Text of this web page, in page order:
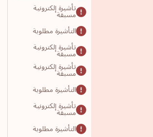
تأشيرة إلكترونية
مسبقة
التأشيرة مطلوبة
تأشيرة إلكترونية
مسبقة
تأشيرة إلكترونية
مسبقة
التأشيرة مطلوبة
تأشيرة إلكترونية
مسبقة
التأشيرة مطلوبة